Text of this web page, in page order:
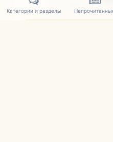
Уже
Категории и разделы